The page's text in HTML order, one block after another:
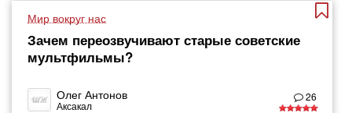
Мир вокруг нас
Зачем переозвучивают старые советские
мультфильмы?
Олег Антонов
Аксакал
26